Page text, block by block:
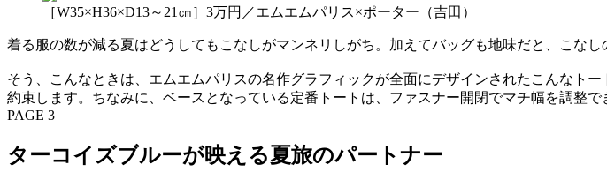
［W35×H36×D13～21㎝］3万円／エムエムパリス×ポーター（吉田）
着る服の数が減る夏はどうしてもこなしがマンネリしがち。加えてバッグも地味だと、こな
そう、こんなときは、エムエムパリスの名作グラフィックが全面にデザインされたこんなト
約束します。ちなみに、ベースとなっている定番トートは、ファスナー開閉でマチ幅を調整で
PAGE 3
ターコイズブルーが映える夏旅のパートナー